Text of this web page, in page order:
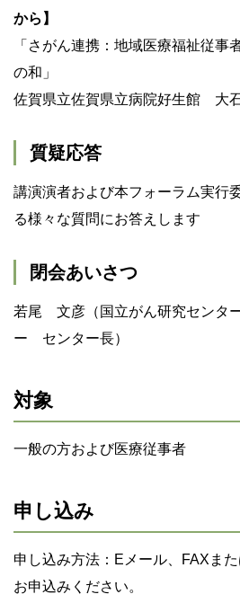
から】
「さがん連携：地域医療福祉従事
の和」
佐賀県立佐賀県立病院好生館 大
質疑応答
講演演者および本フォーラム実行
る様々な質問にお答えします
閉会あいさつ
若尾 文彦（国立がん研究センタ
ー センター長）
対象
一般の方および医療従事者
申し込み
申し込み方法：Eメール、FAXま
お申込みください。